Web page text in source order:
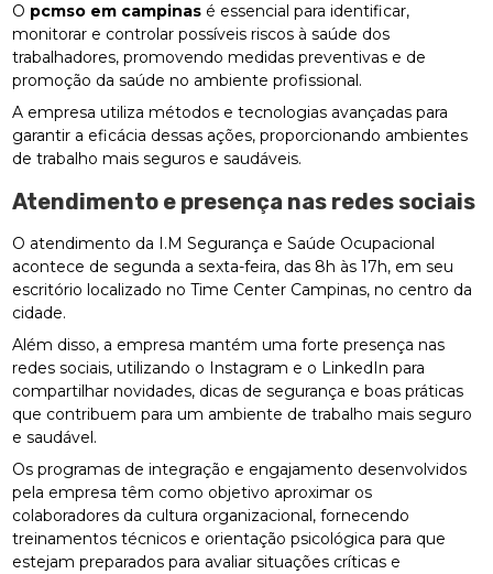
O pcmso em campinas é essencial para identificar,
monitorar e controlar possíveis riscos à saúde dos
trabalhadores, promovendo medidas preventivas e de
promoção da saúde no ambiente profissional.
A empresa utiliza métodos e tecnologias avançadas para
garantir a eficácia dessas ações, proporcionando ambientes
de trabalho mais seguros e saudáveis.
Atendimento e presença nas redes sociais
O atendimento da I.M Segurança e Saúde Ocupacional
acontece de segunda a sexta-feira, das 8h às 17h, em seu
escritório localizado no Time Center Campinas, no centro da
cidade.
Além disso, a empresa mantém uma forte presença nas
redes sociais, utilizando o Instagram e o LinkedIn para
compartilhar novidades, dicas de segurança e boas práticas
que contribuem para um ambiente de trabalho mais seguro
e saudável.
Os programas de integração e engajamento desenvolvidos
pela empresa têm como objetivo aproximar os
colaboradores da cultura organizacional, fornecendo
treinamentos técnicos e orientação psicológica para que
estejam preparados para avaliar situações críticas e